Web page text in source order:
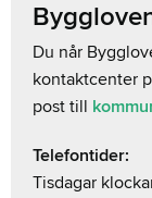
Du når
kontaktcenter
post till
Telefontider:
Tisdagar